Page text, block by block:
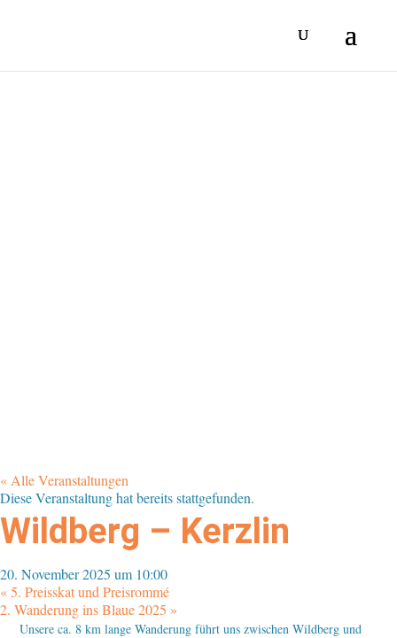
« Alle Veranstaltungen
Diese Veranstaltung hat bereits stattgefunden.
Wildberg – Kerzlin
20. November 2025 um 10:00
«5. Preisskat und Preisrommé
2. Wanderung ins Blaue 2025 »
Unsere ca. 8 km lange Wanderung führt uns zwischen Wildberg und